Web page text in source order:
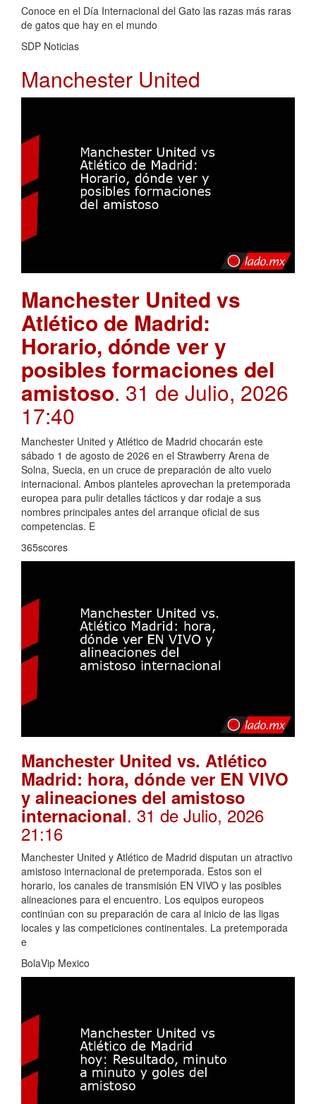
Conoce en el Día Internacional del Gato las razas más raras
de gatos que hay en el mundo
SDP Noticias
Manchester United
Manchester United vs
Atlético de Madrid:
Horario, dónde ver y
posibles formaciones del
amistoso. 31 de Julio, 2026
17:40
Manchester United y Atlético de Madrid chocarán este
sábado 1 de agosto de 2026 en el Strawberry Arena de
Solna, Suecia, en un cruce de preparación de alto vuelo
internacional. Ambos planteles aprovechan la pretemporada
europea para pulir detalles tácticos y dar rodaje a sus
nombres principales antes del arranque oficial de sus
competencias. E
365scores
Manchester United vs. Atlético
Madrid: hora, dónde ver EN VIVO
y alineaciones del amistoso
internacional. 31 de Julio, 2026
21:16
Manchester United y Atlético de Madrid disputan un atractivo
amistoso internacional de pretemporada. Estos son el
horario, los canales de transmisión EN VIVO y las posibles
alineaciones para el encuentro. Los equipos europeos
continúan con su preparación de cara al inicio de las ligas
locales y las competiciones continentales. La pretemporada
e
BolaVip Mexico